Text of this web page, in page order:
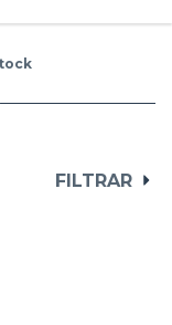
FILTRAR